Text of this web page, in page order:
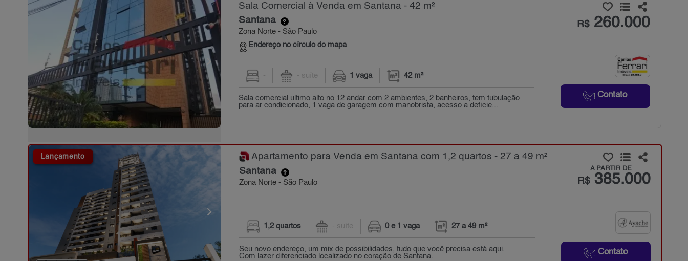
Sala Comercial à Venda em Santana - 42 m²
Santana-
Zona Norte - São Paulo
Endereço no círculo do mapa
R$260.000
Contato
- - suíte 1 vaga 42 m²
Sala comercial ultimo alto no 12 andar com 2 ambientes, 2 banheiros, tem tubulação
para ar condicionado, 1 vaga de garagem com manobrista, acesso a deficie...
Lançamento Apartamento para Venda em Santana com 1,2 quartos - 27 a 49 m²
Santana-
Zona Norte - São Paulo
A PARTIR DE
R$385.000
Contato
1,2 quartos - suíte 0 e 1 vaga 27 a 49 m²
Seu novo endereço, um mix de possibilidades, tudo que você precisa está aqui.
Com lazer diferenciado localizado no coração de Santana.